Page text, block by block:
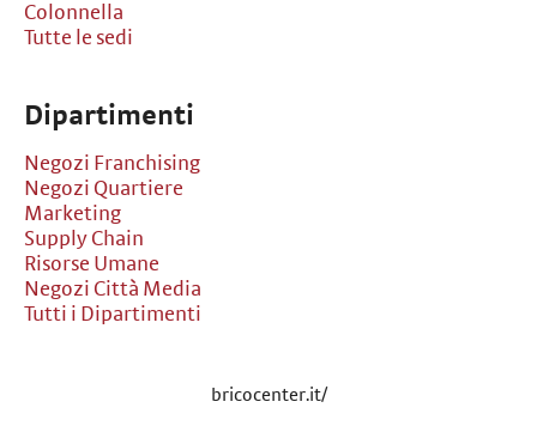
Colonnella
Tutte le sedi
Dipartimenti
Negozi Franchising
Negozi Quartiere
Marketing
Supply Chain
Risorse Umane
Negozi Città Media
Tutti i Dipartimenti
bricocenter.it/